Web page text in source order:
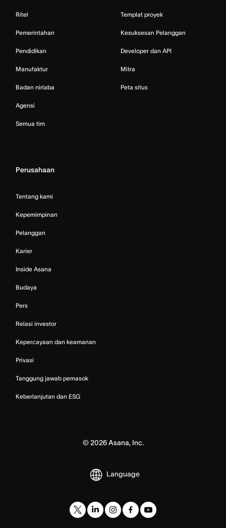
Ritel
Pemerintahan
Pendidikan
Manufaktur
Badan nirlaba
Agensi
Semua tim
Templat proyek
Kesuksesan Pelanggan
Developer dan API
Mitra
Peta situs
Perusahaan
Tentang kami
Kepemimpinan
Pelanggan
Karier
Inside Asana
Budaya
Pers
Relasi investor
Kepercayaan dan keamanan
Privasi
Tanggung jawab pemasok
Keberlanjutan dan ESG
© 2026Asana, Inc.
Language